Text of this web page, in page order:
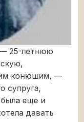
25-летнюю
конюшим, —
супруга,
еще и
давать